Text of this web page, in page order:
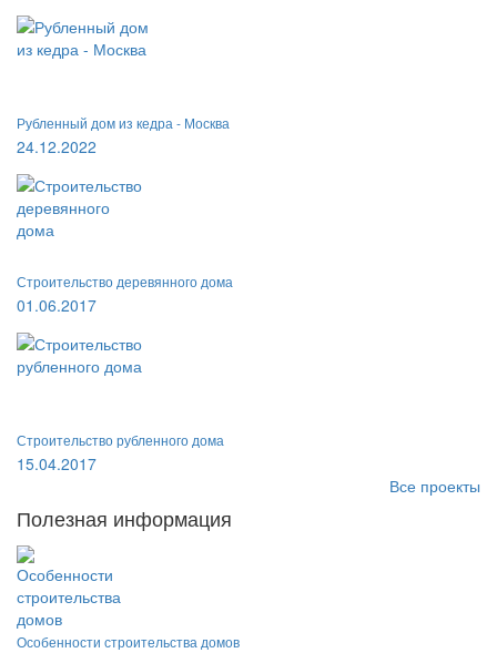
Рубленный дом из кедра - Москва
24.12.2022
Строительство деревянного дома
01.06.2017
Строительство рубленного дома
15.04.2017
Все проекты
Полезная информация
Особенности строительства домов